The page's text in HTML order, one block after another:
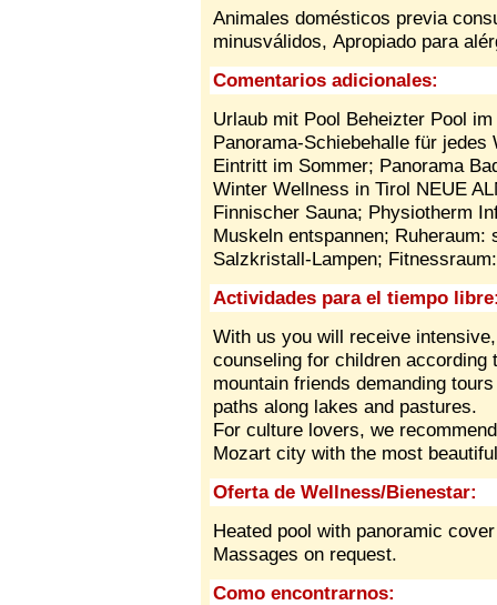
Animales domésticos previa
minusválidos, Apropiado para
Comentarios adicionales:
Urlaub mit Pool Beheizter Pool
Panorama-Schiebehalle für
Eintritt im Sommer; Panorama
Winter Wellness in Tirol NEUE
Finnischer Sauna; Physiotherm
Muskeln entspannen;
Salzkristall-Lampen;
Actividades para el tiempo
With us you will receive
counseling for children
mountain friends demanding
paths along lakes and pastures.
For culture lovers, we
Mozart city with the most
Oferta de Wellness/Bienestar:
Heated pool with panoramic
Massages on request.
Como encontrarnos: